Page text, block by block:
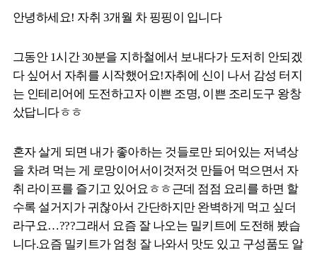
안녕하세요! 자취 3개월 차 핑핑이 입니다
그동안 1시간 30분을 지하철에서 보내다가 도저히 안되겠
다 싶어서 자취를 시작했어요!자취에 신이 나서 감성 터지
는 인테리어에 도전하고자 이쁜 조명, 이쁜 조리도구 왕창
샀답니다ㅎㅎ
혼자 살게 되면 내가 좋아하는 것들로만 되어있는 저녁상
을 차려 먹는 게 로망이어서이것저것 만들어 먹으면서 자
취 라이프를 즐기고 있어요ㅎㅎ근데 점점 요리를 하면 할
수록 설거지가 귀찮아서 간단하지만 완벽하게 먹고 싶더
라구요…???그래서 요즘 잘 나오는 밀키트에 도전해 봤습
니다.요즘 밀키트가 엄청 잘 나와서 맛도 있고 구성품도 알